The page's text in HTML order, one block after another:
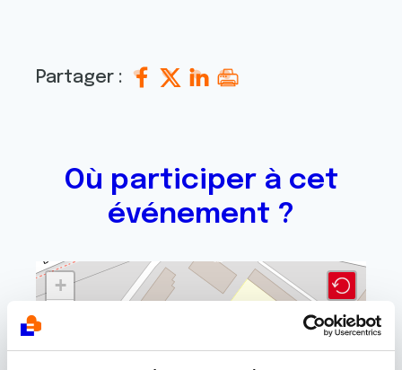
Partager :
Où participer à cet
événement ?
+